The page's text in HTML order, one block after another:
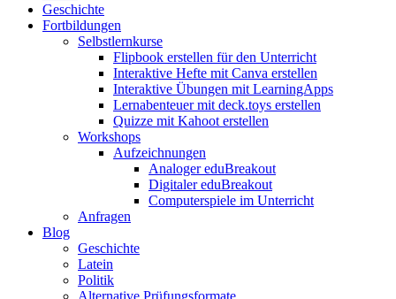
Geschichte
Fortbildungen
Selbstlernkurse
Flipbook erstellen für den Unterricht
Interaktive Hefte mit Canva erstellen
Interaktive Übungen mit LearningApps
Lernabenteuer mit deck.toys erstellen
Quizze mit Kahoot erstellen
Workshops
Aufzeichnungen
Analoger eduBreakout
Digitaler eduBreakout
Computerspiele im Unterricht
Anfragen
Blog
Geschichte
Latein
Politik